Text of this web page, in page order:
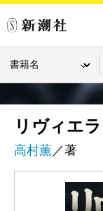
リヴィエ
高村薫／著